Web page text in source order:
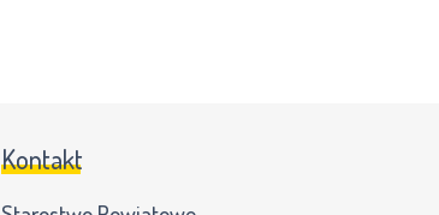
Kontakt